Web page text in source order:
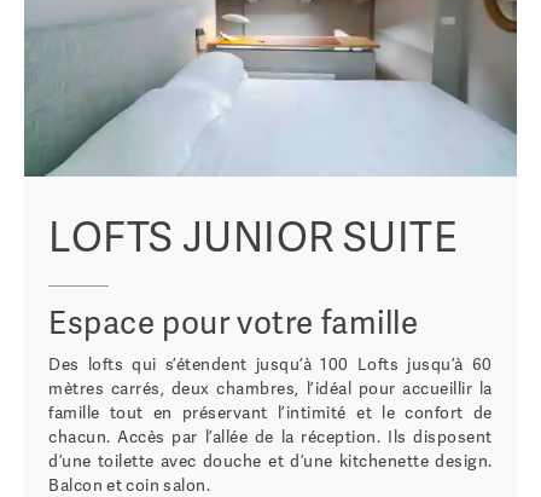
LOFTS JUNIOR SUITE
Espace pour votre famille
Des lofts qui s’étendent jusqu’à 100 Lofts jusqu’à 60
mètres carrés, deux chambres, l’idéal pour accueillir la
famille tout en préservant l’intimité et le confort de
chacun. Accès par l’allée de la réception. Ils disposent
d’une toilette avec douche et d’une kitchenette design.
Balcon et coin salon.